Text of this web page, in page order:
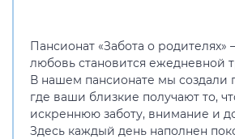
Пансионат «Забота о родителях»
любовь становится ежедневной
В нашем пансионате мы создали
где ваши близкие получают то,
искреннюю заботу, внимание и
Здесь каждый день наполнен